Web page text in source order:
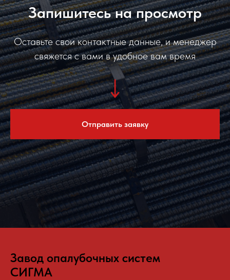
Запишитесь на просмотр
Оставьте свои контактные данные, и менеджер
свяжется с вами в удобное вам время
Отправить заявку
Завод опалубочных систем
СИГМА